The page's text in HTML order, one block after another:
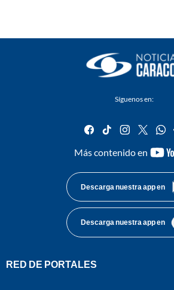
Síguenos en:
facebook
tiktok
Más contenido en
Descarga nuestra app en
Descarga nuestra app en
RED DE PORTALES